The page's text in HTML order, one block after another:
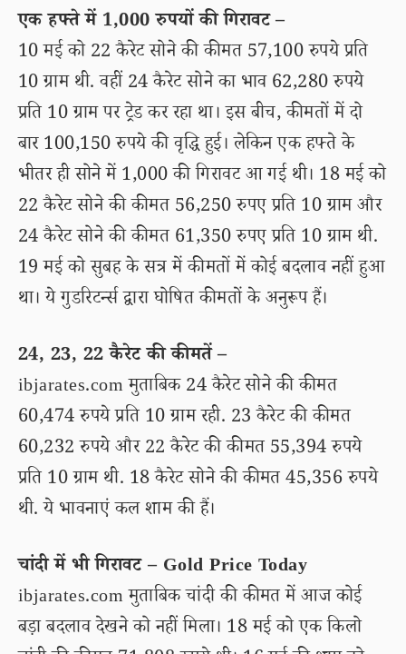
एक हफ्ते में 1,000 रुपयों की गिरावट –
10 मई को 22 कैरेट सोने की कीमत 57,100 रुपये प्रति
10 ग्राम थी. वहीं 24 कैरेट सोने का भाव 62,280 रुपये
प्रति 10 ग्राम पर ट्रेड कर रहा था। इस बीच, कीमतों में दो
बार 100,150 रुपये की वृद्धि हुई। लेकिन एक हफ्ते के
भीतर ही सोने में 1,000 की गिरावट आ गई थी। 18 मई को
22 कैरेट सोने की कीमत 56,250 रुपए प्रति 10 ग्राम और
24 कैरेट सोने की कीमत 61,350 रुपए प्रति 10 ग्राम थी.
19 मई को सुबह के सत्र में कीमतों में कोई बदलाव नहीं हुआ
था। ये गुडरिटर्न्स द्वारा घोषित कीमतों के अनुरूप हैं।
24, 23, 22 कैरेट की कीमतें –
ibjarates.com मुताबिक 24 कैरेट सोने की कीमत
60,474 रुपये प्रति 10 ग्राम रही. 23 कैरेट की कीमत
60,232 रुपये और 22 कैरेट की कीमत 55,394 रुपये
प्रति 10 ग्राम थी. 18 कैरेट सोने की कीमत 45,356 रुपये
थी. ये भावनाएं कल शाम की हैं।
चांदी में भी गिरावट – Gold Price Today
ibjarates.com मुताबिक चांदी की कीमत में आज कोई
बड़ा बदलाव देखने को नहीं मिला। 18 मई को एक किलो